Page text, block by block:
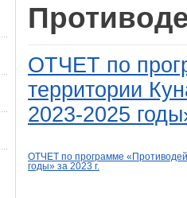
ОТЧЕТ по
территории
2023-2025
ОТЧЕТ по программе
годы» за 2023 г.